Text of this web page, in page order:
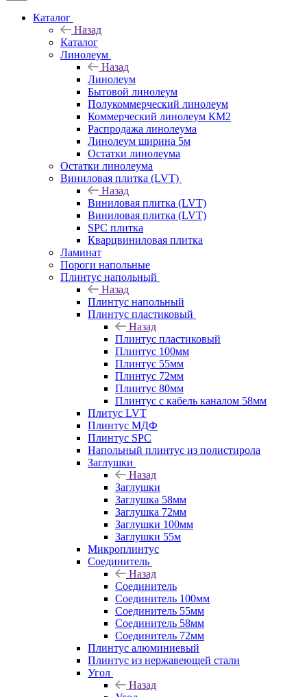
Каталог
Назад
Каталог
Линолеум
Назад
Линолеум
Бытовой линолеум
Полукоммерческий линолеум
Коммерческий линолеум КМ2
Распродажа линолеума
Линолеум ширина 5м
Остатки линолеума
Остатки линолеума
Виниловая плитка (LVT)
Назад
Виниловая плитка (LVT)
Виниловая плитка (LVT)
SPC плитка
Кварцвиниловая плитка
Ламинат
Пороги напольные
Плинтус напольный
Назад
Плинтус напольный
Плинтус пластиковый
Назад
Плинтус пластиковый
Плинтус 100мм
Плинтус 55мм
Плинтус 72мм
Плинтус 80мм
Плинтус с кабель каналом 58мм
Плитус LVT
Плинтус МДФ
Плинтус SPC
Напольный плинтус из полистирола
Заглушки
Назад
Заглушки
Заглушка 58мм
Заглушка 72мм
Заглушки 100мм
Заглушки 55м
Микроплинтус
Соединитель
Назад
Соединитель
Соединитель 100мм
Соединитель 55мм
Соединитель 58мм
Соединитель 72мм
Плинтус алюминиевый
Плинтус из нержавеющей стали
Угол
Назад